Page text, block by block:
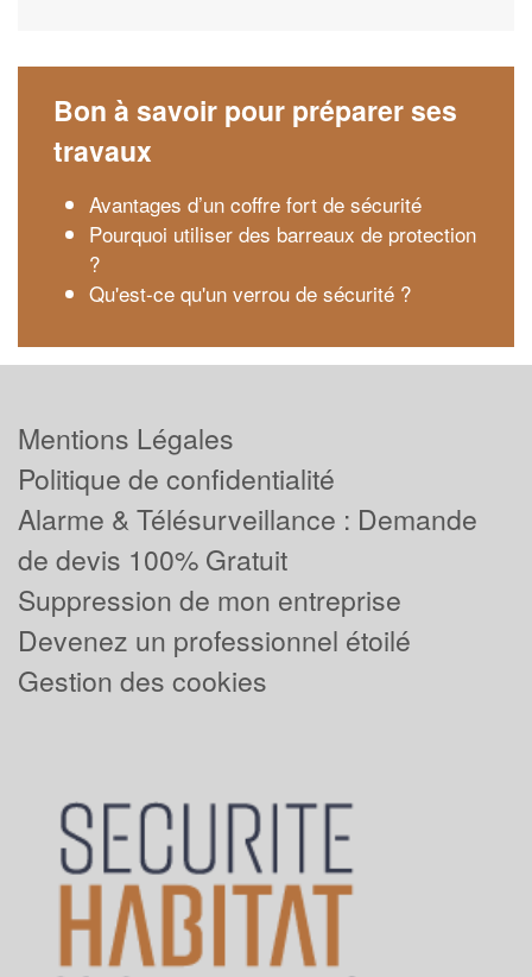
Bon à savoir pour préparer ses
travaux
Avantages d’un coffre fort de sécurité
Pourquoi utiliser des barreaux de protection
?
Qu'est-ce qu'un verrou de sécurité ?
Mentions Légales
Politique de confidentialité
Alarme & Télésurveillance : Demande
de devis 100% Gratuit
Suppression de mon entreprise
Devenez un professionnel étoilé
Gestion des cookies